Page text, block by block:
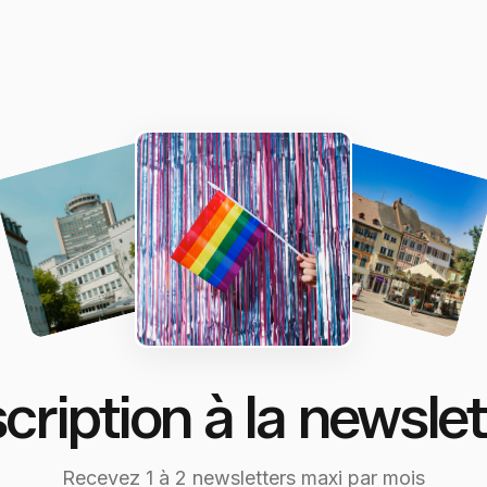
à la
Recevez 1 à 2 newsletters maxi par mois